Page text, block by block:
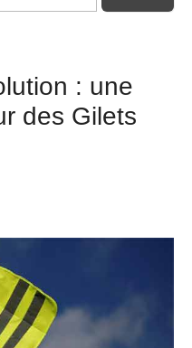
: une
des Gilets